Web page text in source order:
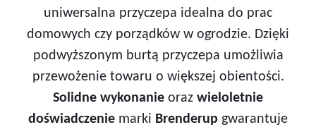
uniwersalna przyczepa idealna do prac
domowych czy porządków w ogrodzie. Dzięki
podwyższonym burtą przyczepa umożliwia
przewożenie towaru o większej obientości.
Solidne wykonanie oraz wieloletnie
doświadczenie marki Brenderup gwarantuje